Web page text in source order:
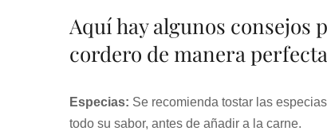
Aquí hay algunos consejos
cordero de manera
Especias: Se recomienda tostar las
todo su sabor, antes de añadir a la carne.